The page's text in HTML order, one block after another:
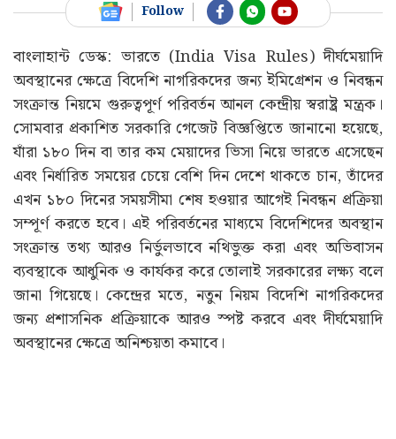
Follow
বাংলাহান্ট ডেস্ক: ভারতে (India Visa Rules) দীর্ঘমেয়াদি
অবস্থানের ক্ষেত্রে বিদেশি নাগরিকদের জন্য ইমিগ্রেশন ও নিবন্ধন
সংক্রান্ত নিয়মে গুরুত্বপূর্ণ পরিবর্তন আনল কেন্দ্রীয় স্বরাষ্ট্র মন্ত্রক।
সোমবার প্রকাশিত সরকারি গেজেট বিজ্ঞপ্তিতে জানানো হয়েছে,
যাঁরা ১৮০ দিন বা তার কম মেয়াদের ভিসা নিয়ে ভারতে এসেছেন
এবং নির্ধারিত সময়ের চেয়ে বেশি দিন দেশে থাকতে চান, তাঁদের
এখন ১৮০ দিনের সময়সীমা শেষ হওয়ার আগেই নিবন্ধন প্রক্রিয়া
সম্পূর্ণ করতে হবে। এই পরিবর্তনের মাধ্যমে বিদেশিদের অবস্থান
সংক্রান্ত তথ্য আরও নির্ভুলভাবে নথিভুক্ত করা এবং অভিবাসন
ব্যবস্থাকে আধুনিক ও কার্যকর করে তোলাই সরকারের লক্ষ্য বলে
জানা গিয়েছে। কেন্দ্রের মতে, নতুন নিয়ম বিদেশি নাগরিকদের
জন্য প্রশাসনিক প্রক্রিয়াকে আরও স্পষ্ট করবে এবং দীর্ঘমেয়াদি
অবস্থানের ক্ষেত্রে অনিশ্চয়তা কমাবে।